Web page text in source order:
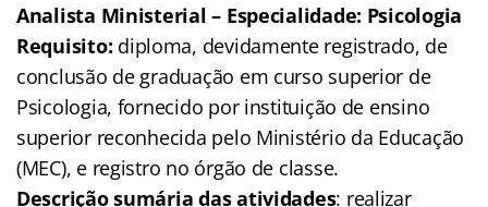
Analista Ministerial – Especialidade: Psicologia
Requisito: diploma, devidamente registrado, de
conclusão de graduação em curso superior de
Psicologia, fornecido por instituição de ensino
superior reconhecida pelo Ministério da Educação
(MEC), e registro no órgão de classe.
Descrição sumária das atividades: realizar